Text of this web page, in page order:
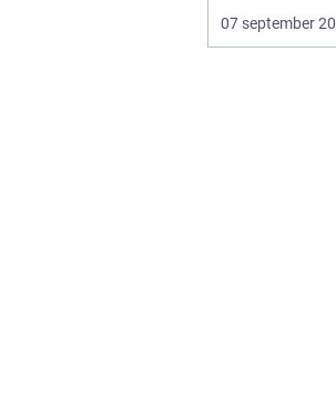
07 september